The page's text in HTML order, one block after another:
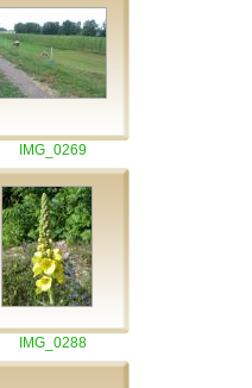
IMG_0269
IMG_0288